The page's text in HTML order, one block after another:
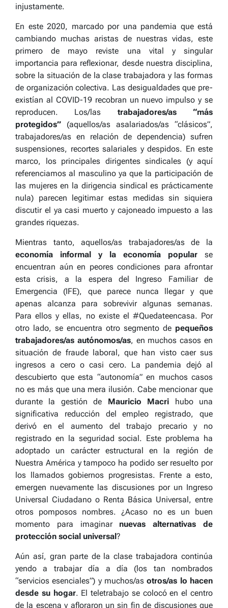
injustamente.
En este 2020, marcado por una pandemia que está
cambiando muchas aristas de nuestras vidas, este
primero de mayo reviste una vital y singular
importancia para reflexionar, desde nuestra disciplina,
sobre la situación de la clase trabajadora y las formas
de organización colectiva. Las desigualdades que pre-
existían al COVID-19 recobran un nuevo impulso y se
reproducen. Los/las trabajadores/as “más
protegidos” (aquellos/as asalariados/as “clásicos”,
trabajadores/as en relación de dependencia) sufren
suspensiones, recortes salariales y despidos. En este
marco, los principales dirigentes sindicales (y aquí
referenciamos al masculino ya que la participación de
las mujeres en la dirigencia sindical es prácticamente
nula) parecen legitimar estas medidas sin siquiera
discutir el ya casi muerto y cajoneado impuesto a las
grandes riquezas.
Mientras tanto, aquellos/as trabajadores/as de la
economía informal y la economía popular se
encuentran aún en peores condiciones para afrontar
esta crisis, a la espera del Ingreso Familiar de
Emergencia (IFE), que parece nunca llegar y que
apenas alcanza para sobrevivir algunas semanas.
Para ellos y ellas, no existe el #Quedateencasa. Por
otro lado, se encuentra otro segmento de pequeños
trabajadores/as autónomos/as, en muchos casos en
situación de fraude laboral, que han visto caer sus
ingresos a cero o casi cero. La pandemia dejó al
descubierto que esta “autonomía” en muchos casos
no es más que una mera ilusión. Cabe mencionar que
durante la gestión de Mauricio Macri hubo una
significativa reducción del empleo registrado, que
derivó en el aumento del trabajo precario y no
registrado en la seguridad social. Este problema ha
adoptado un carácter estructural en la región de
Nuestra América y tampoco ha podido ser resuelto por
los llamados gobiernos progresistas. Frente a esto,
emergen nuevamente las discusiones por un Ingreso
Universal Ciudadano o Renta Básica Universal, entre
otros pomposos nombres. ¿Acaso no es un buen
momento para imaginar nuevas alternativas de
protección social universal?
Aún así, gran parte de la clase trabajadora continúa
yendo a trabajar día a día (los tan nombrados
“servicios esenciales”) y muchos/asotros/as lo hacen
desde su hogar. El teletrabajo se colocó en el centro
de la escena y afloraron un sin fin de discusiones que